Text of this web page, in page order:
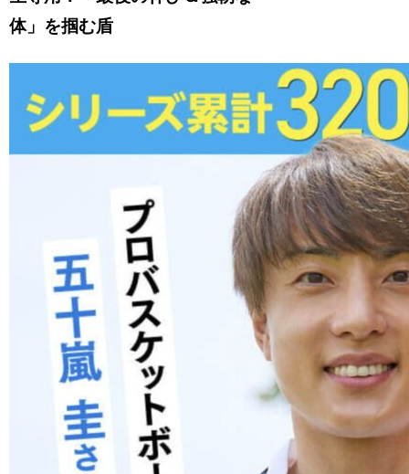
体」を掴む盾